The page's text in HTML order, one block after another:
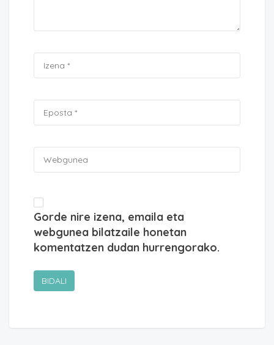
Gorde nire izena, emaila eta
webgunea bilatzaile honetan
komentatzen dudan hurrengorako.